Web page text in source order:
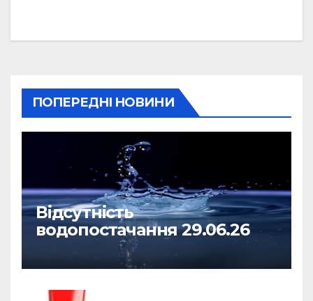
ПОПЕРЕДНІ НОВИНИ
Відсутність
водопостачання 29.06.26